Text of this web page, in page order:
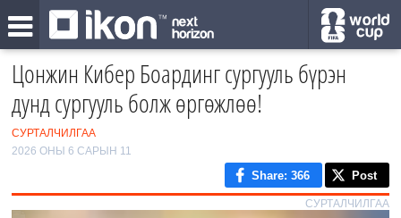
Цонжин Кибер Боардинг сургууль бүрэн
дунд сургууль болж өргөжлөө!
СУРТАЛЧИЛГАА
2026 ОНЫ 6 САРЫН 11
Share: 366 Post
СУРТАЛЧИЛГАА